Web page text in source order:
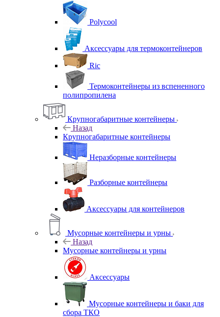
Polycool
Аксессуары для термоконтейнеров
Ric
Термоконтейнеры из вспененного
полипропилена
Крупногабаритные контейнеры
Назад
Крупногабаритные контейнеры
Неразборные контейнеры
Разборные контейнеры
Аксессуары для контейнеров
Мусорные контейнеры и урны
Назад
Мусорные контейнеры и урны
Аксессуары
Мусорные контейнеры и баки для
сбора ТКО